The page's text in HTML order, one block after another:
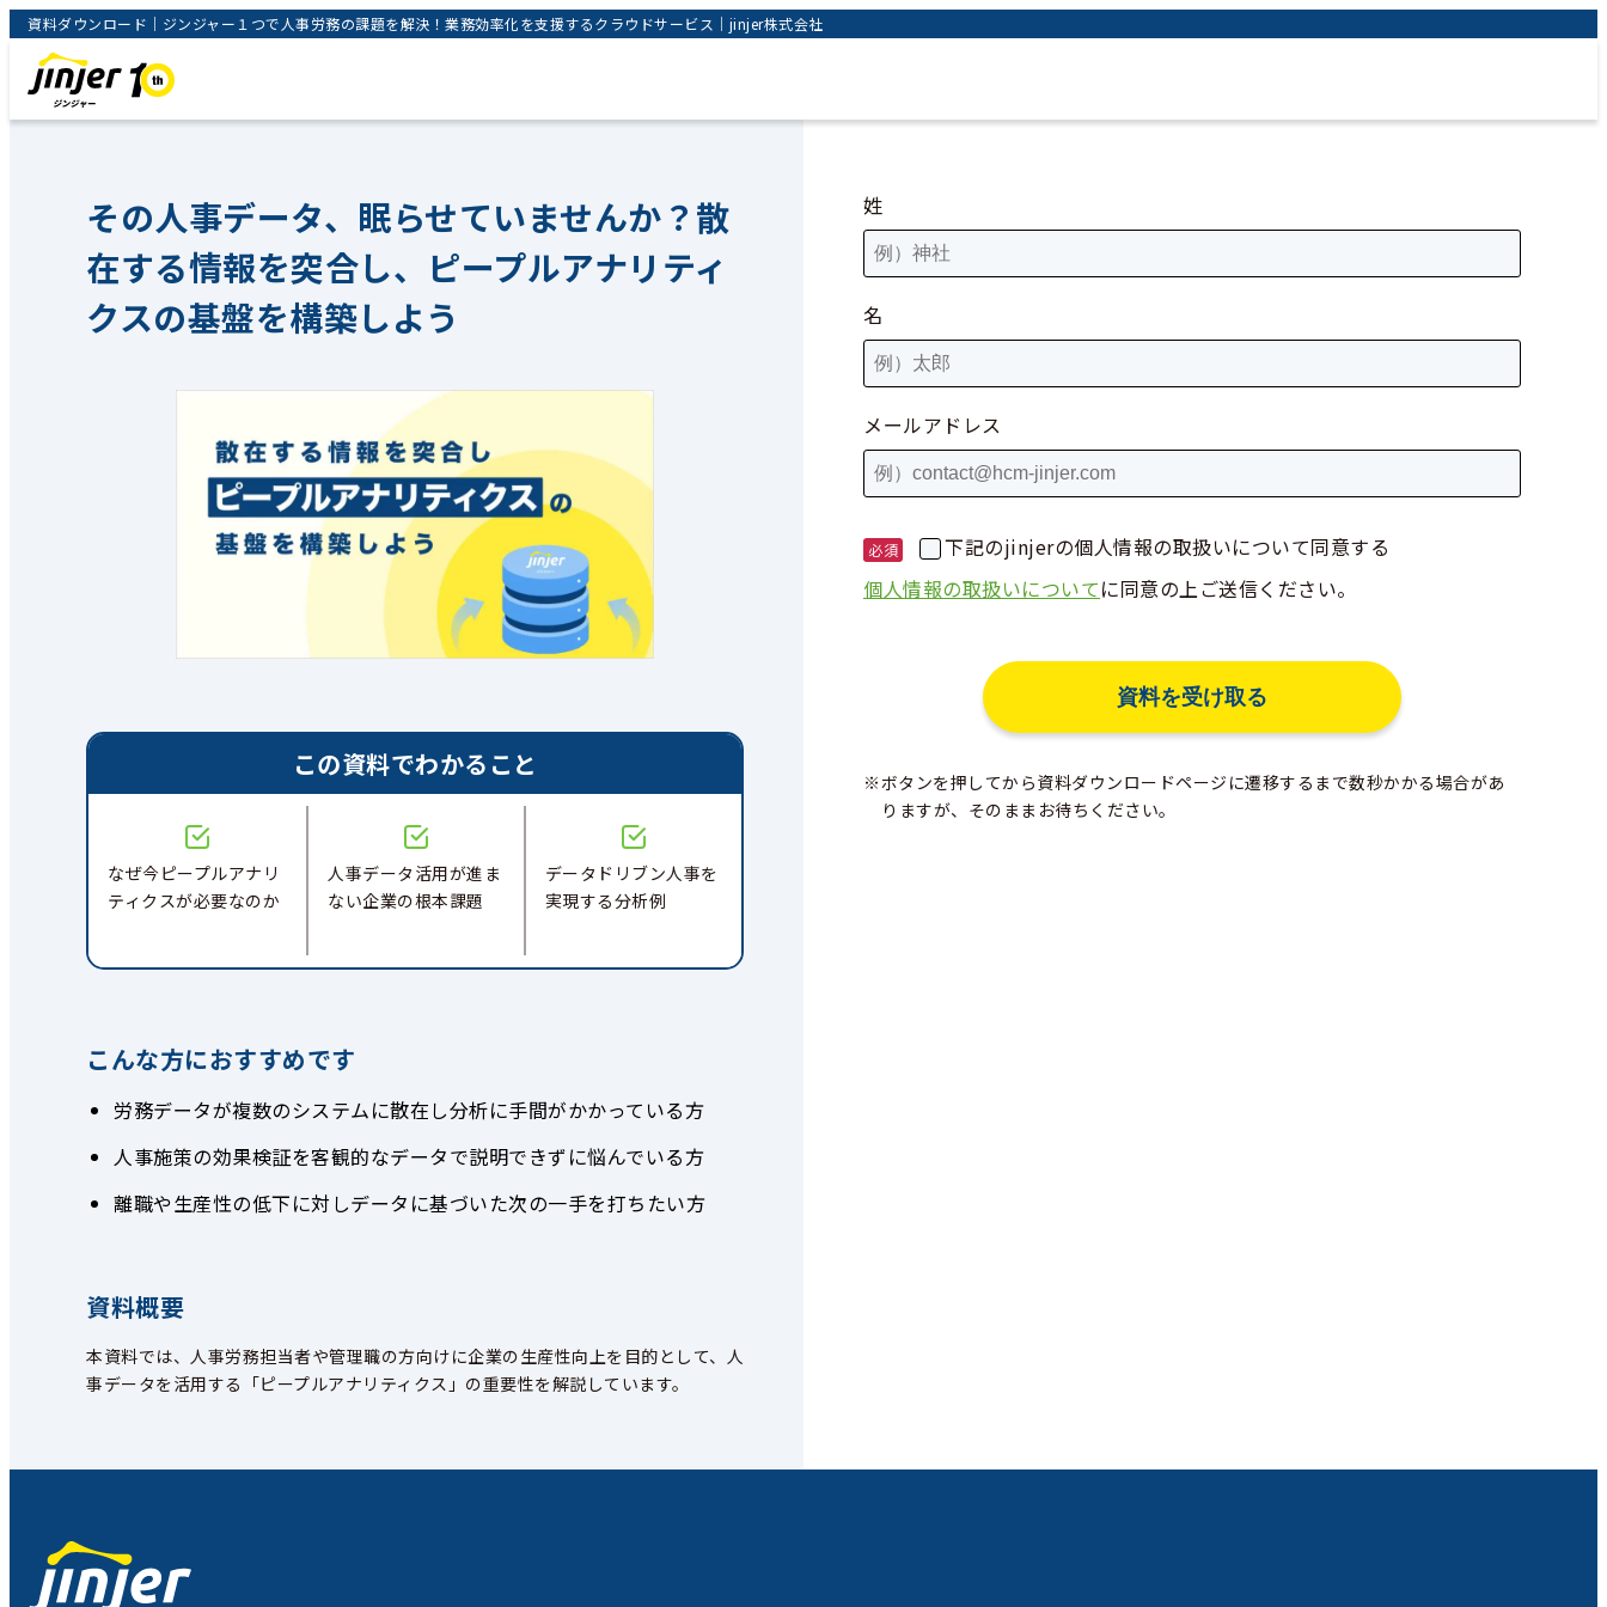
資料ダウンロード｜ジンジャー１つで人事労務の課題を解決！業務効率化を支援するクラウドサービス｜jinjer株式会社
その人事データ、眠らせていませんか？散
在する情報を突合し、ピープルアナリティ
クスの基盤を構築しよう
この資料でわかること
なぜ今ピープルアナリ
ティクスが必要なのか
人事データ活用が進ま
ない企業の根本課題
データドリブン人事を
実現する分析例
こんな方におすすめです
労務データが複数のシステムに散在し分析に手間がかかっている方
人事施策の効果検証を客観的なデータで説明できずに悩んでいる方
離職や生産性の低下に対しデータに基づいた次の一手を打ちたい方
資料概要
本資料では、人事労務担当者や管理職の方向けに企業の生産性向上を目的として、人
事データを活用する「ピープルアナリティクス」の重要性を解説しています。
姓
名
メールアドレス
下記のjinjerの個人情報の取扱いについて同意する
個人情報の取扱いについてに同意の上ご送信ください。
※ボタンを押してから資料ダウンロードページに遷移するまで数秒かかる場合があ
りますが、そのままお待ちください。